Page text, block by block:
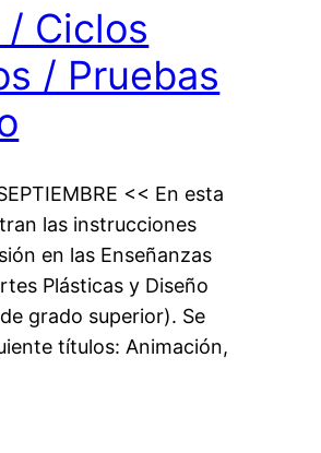
Ciclos
/ Pruebas
<< En esta
las instrucciones
en las Enseñanzas
Plásticas y Diseño
grado superior). Se
títulos: Animación,